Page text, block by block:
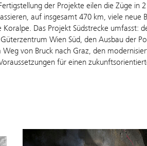
der Projekte eilen die Züge in
auf insgesamt 470 km, viele neue
Das Projekt Südstrecke umfasst:
Wien Süd, den Ausbau der
von Bruck nach Graz, den
für einen